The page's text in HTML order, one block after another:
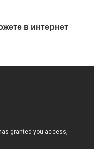
в интернет